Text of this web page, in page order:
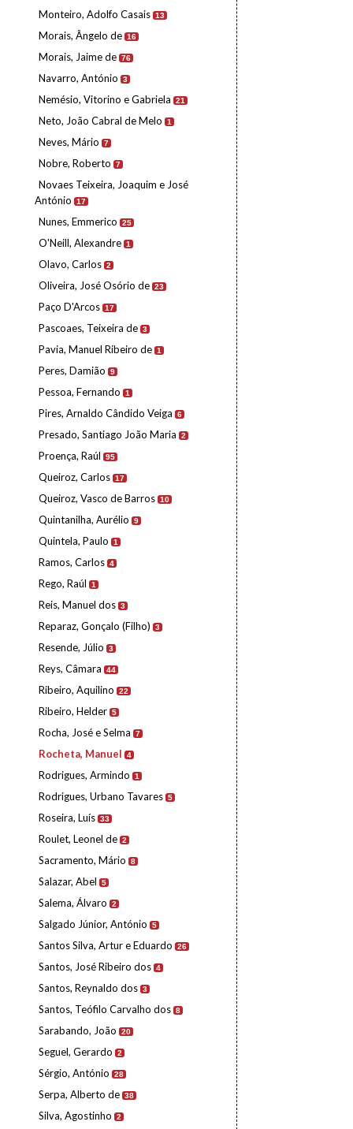
Monteiro, Adolfo Casais 13
Morais, Ângelo de 16
Morais, Jaime de 76
Navarro, António 3
Nemésio, Vitorino e Gabriela 21
Neto, João Cabral de Melo 1
Neves, Mário 7
Nobre, Roberto 7
Novaes Teixeira, Joaquim e José
António
17
Nunes, Emmerico 25
O'Neill, Alexandre 1
Olavo, Carlos 2
Oliveira, José Osório de 23
Paço D'Arcos 17
Pascoaes, Teixeira de 3
Pavia, Manuel Ribeiro de 1
Peres, Damião 9
Pessoa, Fernando 1
Pires, Arnaldo Cândido Veiga 6
Presado, Santiago João Maria 2
Proença, Raúl 95
Queiroz, Carlos 17
Queiroz, Vasco de Barros 10
Quintanilha, Aurélio 9
Quintela, Paulo 1
Ramos, Carlos 4
Rego, Raúl 1
Reis, Manuel dos 3
Reparaz, Gonçalo (Filho) 3
Resende, Júlio 3
Reys, Câmara 44
Ribeiro, Aquilino 22
Ribeiro, Helder 5
Rocha, José e Selma 7
Rocheta, Manuel 4
Rodrigues, Armindo 1
Rodrigues, Urbano Tavares 5
Roseira, Luís 33
Roulet, Leonel de 2
Sacramento, Mário 8
Salazar, Abel 5
Salema, Álvaro 2
Salgado Júnior, António 5
Santos Silva, Artur e Eduardo 26
Santos, José Ribeiro dos 4
Santos, Reynaldo dos 3
Santos, Teófilo Carvalho dos 8
Sarabando, João 20
Seguel, Gerardo 2
Sérgio, António 28
Serpa, Alberto de 38
Silva, Agostinho 2